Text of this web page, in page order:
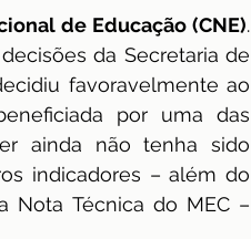
de Educação (CNE).
da Secretaria de
favoravelmente ao
por uma das
ainda não tenha sido
indicadores – além do
Nota Técnica do MEC –